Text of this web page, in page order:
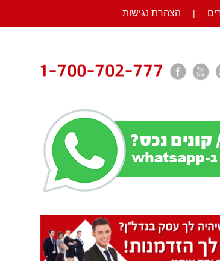
| הצהרת נגישות